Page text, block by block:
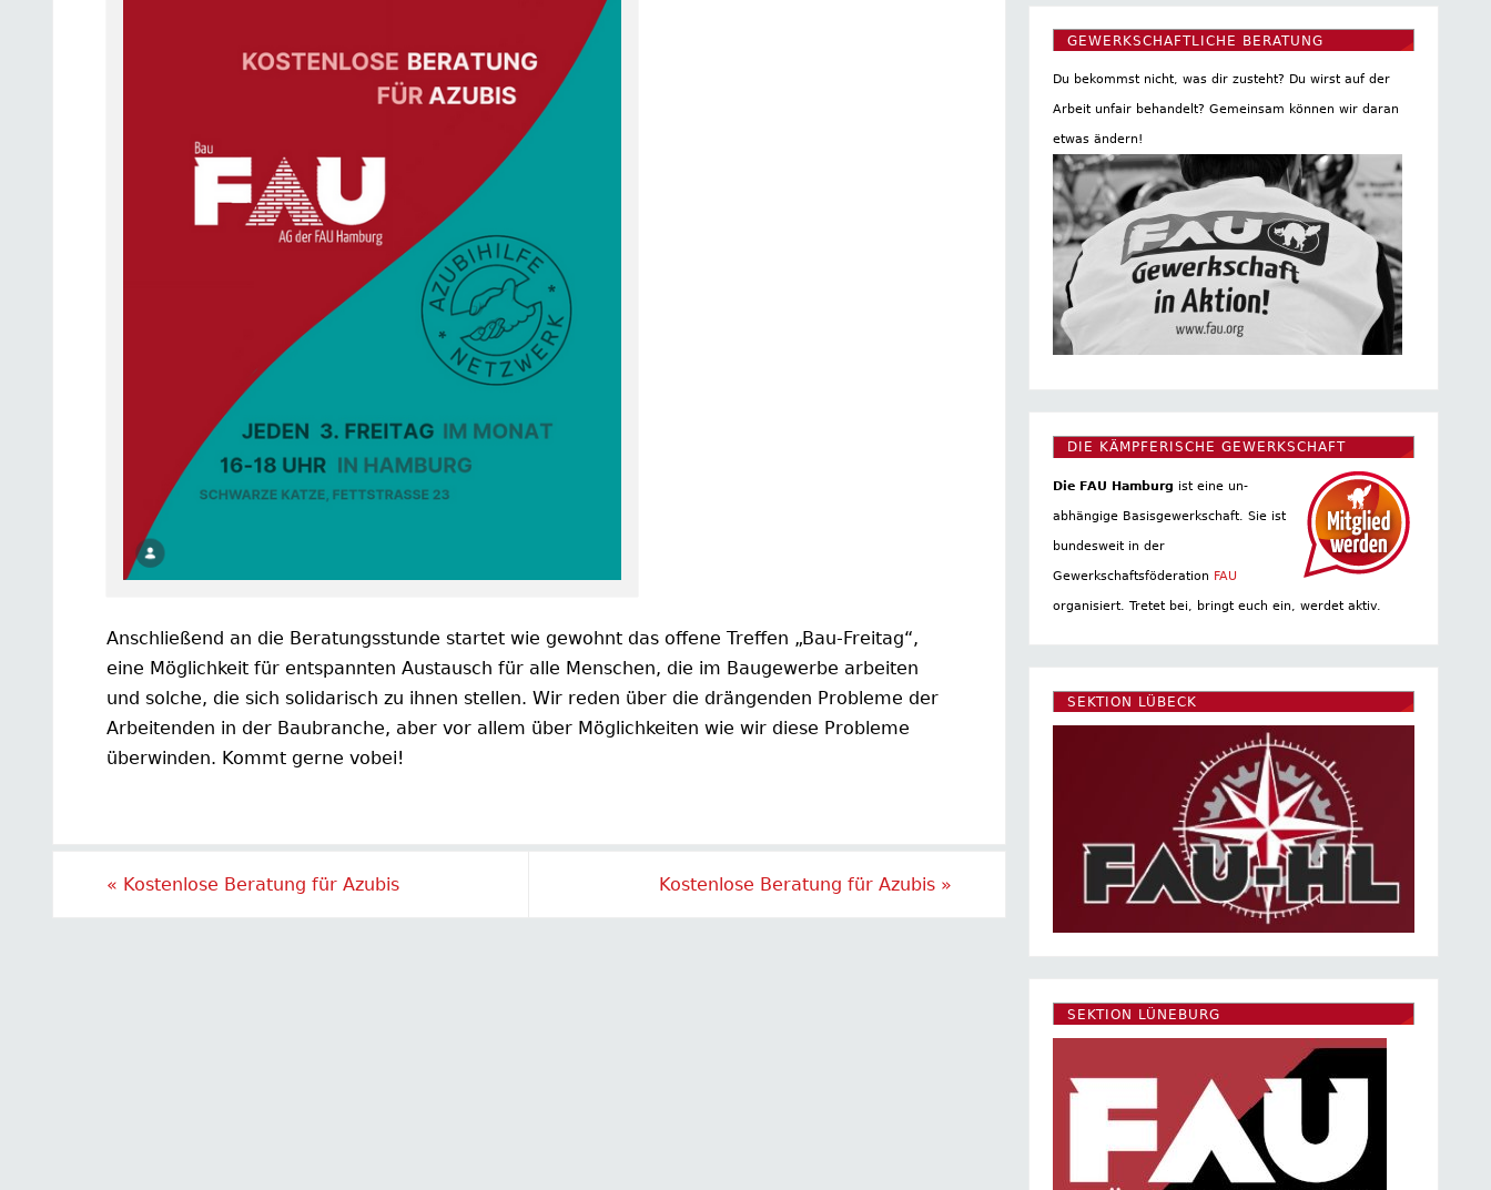
Anschließend an die Beratungsstunde startet wie gewohnt das offene Treffen „Bau-Freitag“,
eine Möglichkeit für entspannten Austausch für alle Menschen, die im Baugewerbe arbeiten
und solche, die sich solidarisch zu ihnen stellen. Wir reden über die drängenden Probleme der
Arbeitenden in der Baubranche, aber vor allem über Möglichkeiten wie wir diese Probleme
überwinden. Kommt gerne vobei!
« Kostenlose Beratung für Azubis Kostenlose Beratung für Azubis »
GEWERKSCHAFTLICHE BERATUNG
Du bekommst nicht, was dir zusteht? Du wirst auf der
Arbeit unfair behandelt? Gemeinsam können wir daran
etwas ändern!
DIE KÄMPFERISCHE GEWERKSCHAFT
Die FAU Hamburg ist eine un­
abhängige Basis­gewerkschaft. Sie ist
bundesweit in der
Gewerkschaftsföderation FAU
organisiert. Tretet bei, bringt euch ein, werdet aktiv.
SEKTION LÜBECK
SEKTION LÜNEBURG